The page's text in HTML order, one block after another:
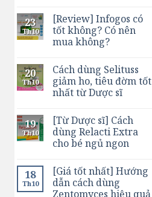
23
Th10
[Review] Infogos có
tốt không? Có nên
mua không?
20
Th10
Cách dùng Selituss
giảm ho, tiêu đờm tốt
nhất từ Dược sĩ
19
Th10
[Từ Dược sĩ] Cách
dùng Relacti Extra
cho bé ngủ ngon
18
Th10
[Giá tốt nhất] Hướng
dẫn cách dùng
Zentomyces hiệu quả